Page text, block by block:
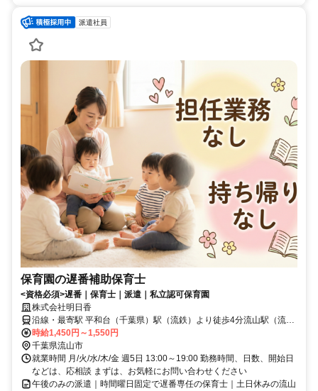
派遣社員
保育園の遅番補助保育士
<資格必須>遅番｜保育士｜派遣｜私立認可保育園
株式会社明日香
沿線・最寄駅 平和台（千葉県）駅（流鉄）より徒歩4分流山駅（流
鉄）より徒歩10分南流山駅（つくばエクスプレス）より徒歩16分
時給1,450円～1,550円
千葉県流山市
就業時間 月/火/水/木/金 週5日 13:00～19:00 勤務時間、日数、開始日
などは、応相談 まずは、お気軽にお問い合わせください
午後のみの派遣｜時間曜日固定で遅番専任の保育士｜土日休みの流山